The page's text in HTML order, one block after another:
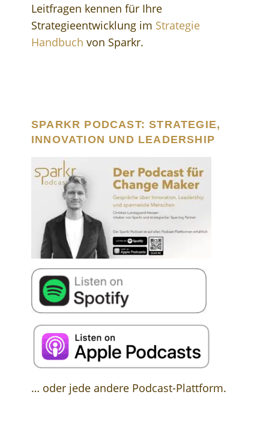
Leitfragen kennen für Ihre
Strategieentwicklung im Strategie
Handbuch von Sparkr.
SPARKR PODCAST: STRATEGIE,
INNOVATION UND LEADERSHIP
… oder jede andere Podcast-Plattform.